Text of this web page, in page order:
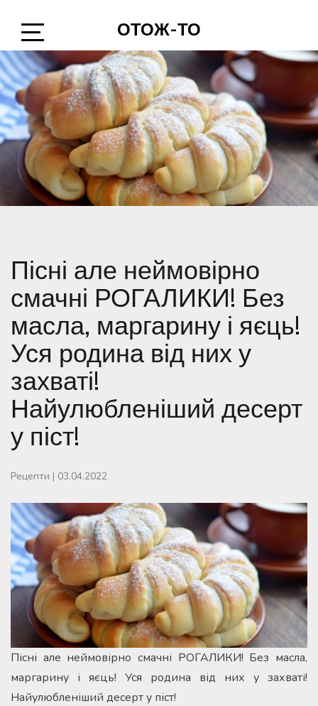
content
Open
Sidebar
ОТОЖ-ТО
Пісні але неймовірно
смачні РОГАЛИКИ! Без
масла, маргарину і яєць!
Уся родина від них у
захваті!
Найулюбленіший десерт
у піст!
Рецепти | 03.04.2022
Пісні але неймовірно смачні РОГАЛИКИ! Без масла,
маргарину і яєць! Уся родина від них у захваті!
Найулюбленіший десерт у піст!